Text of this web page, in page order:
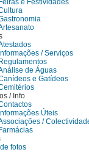
Feiras e Festividades
Informações / Serviços
Regulamentos
de Águas
e Gatídeos
/ Info
Informações Úteis
/
Farmácias
fotos